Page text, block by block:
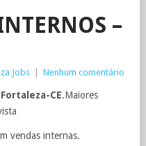
–
Jobs Nenhum comentário
CE.Maiores
vendas internas.